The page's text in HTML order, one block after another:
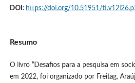
DOI: https://doi.org/10.51951/
Resumo
O livro “Desafios para a pesquisa em
em 2022, foi organizado por Freitag,